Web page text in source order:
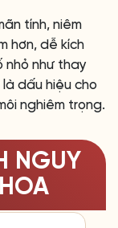
tính, niêm
hơn, dễ kích
nhỏ như thay
dấu hiệu cho
nghiêm trọng.
NGUY